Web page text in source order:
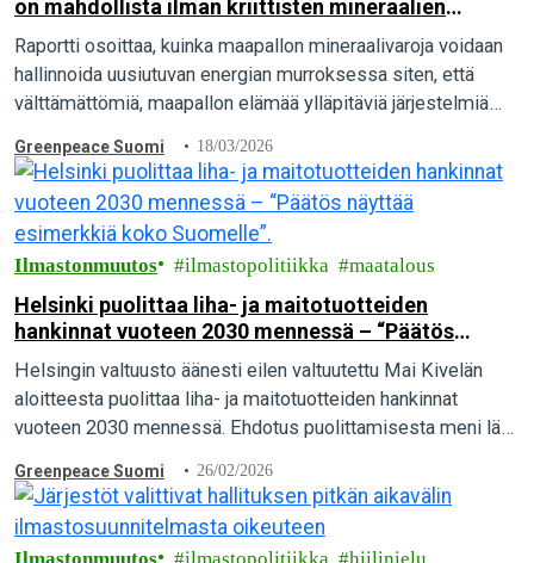
on mahdollista ilman kriittisten mineraalien
holtitonta käyttöä
Raportti osoittaa, kuinka maapallon mineraalivaroja voidaan
hallinnoida uusiutuvan energian murroksessa siten, että
välttämättömiä, maapallon elämää ylläpitäviä järjestelmiä
maanpäälliseltä ja syvänmeren louhinnalta.
Greenpeace Suomi 18/03/2026
Ilmastonmuutos ilmastopolitiikka maatalous
Helsinki puolittaa liha- ja maitotuotteiden
hankinnat vuoteen 2030 mennessä – “Päätös
näyttää esimerkkiä koko Suomelle”.
Helsingin valtuusto äänesti eilen valtuutettu Mai Kivelän
aloitteesta puolittaa liha- ja maitotuotteiden hankinnat
vuoteen 2030 mennessä. Ehdotus puolittamisesta meni läpi
vastaan. Greenpeace pitää päätöstä merkittävänä askeleena
kohti ilmaston kannalta kestävää ruokailua.
Greenpeace Suomi 26/02/2026